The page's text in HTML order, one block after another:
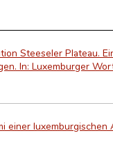
Steeseler Plateau.
In: Luxemburger
einer luxemburgischen